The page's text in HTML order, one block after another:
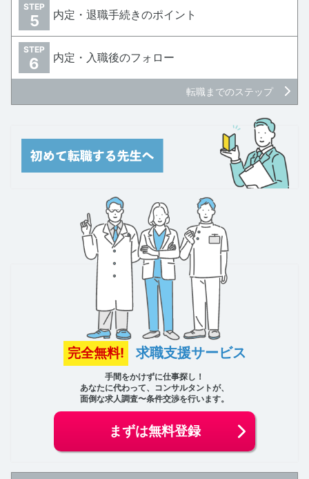
STEP
5 内定・退職手続きのポイント
STEP
6 内定・入職後のフォロー
転職までのステップ
完全無料! 求職支援サービス
手間をかけずに仕事探し！
あなたに代わって、コンサルタントが、
面倒な求人調査〜条件交渉を行います。
まずは無料登録